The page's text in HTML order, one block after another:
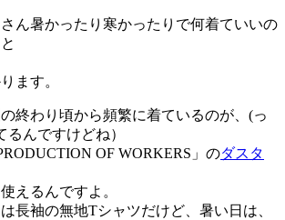
ん暑かったり寒かったりで何着ていいの
ます。
終わり頃から頻繁に着ているのが、(っ
んですけどね）
OF WORKERS」のダスタ
えるんですよ。
長袖の無地Tシャツだけど、暑い日は、